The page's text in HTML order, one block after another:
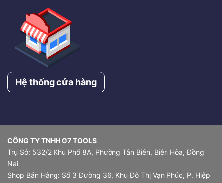
Hệ thống cửa hàng
CÔNG TY TNHH G7 TOOLS
Trụ Sở: 532/2 Khu Phố 8A, Phường Tân Biên, Biên Hòa, Đồng
Nai
Shop Bán Hàng: Số 3 Đường 36, Khu Đô Thị Vạn Phúc, P. Hiệp